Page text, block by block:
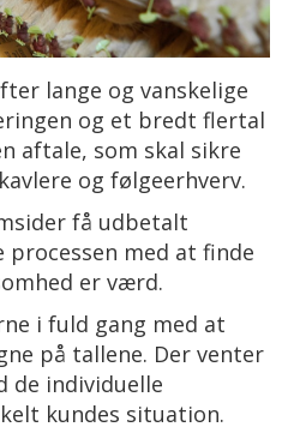
lange og vanskelige
og et bredt flertal
aftale, som skal sikre
og følgeerhverv.
få udbetalt
med at finde
er værd.
i fuld gang med at
på tallene. Der venter
de individuelle
kundes situation.